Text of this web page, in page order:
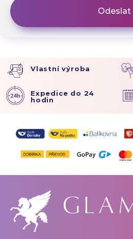
Vlastní výroba
Expedice do 24
hodin